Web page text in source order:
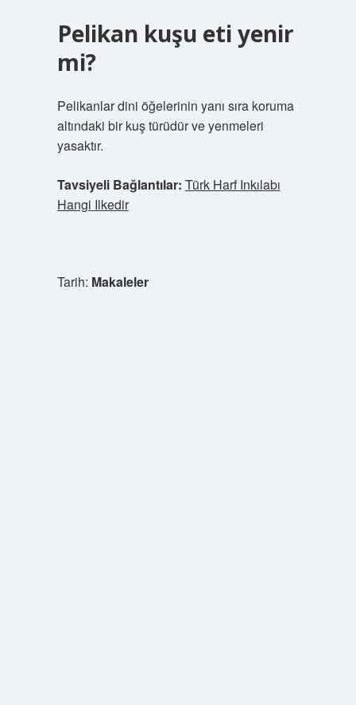
Pelikan kuşu eti yenir
mi?
Pelikanlar dini öğelerinin yanı sıra koruma
altındaki bir kuş türüdür ve yenmeleri
yasaktır.
Tavsiyeli Bağlantılar: Türk Harf Inkılabı
Hangi Ilkedir
Tarih: Makaleler